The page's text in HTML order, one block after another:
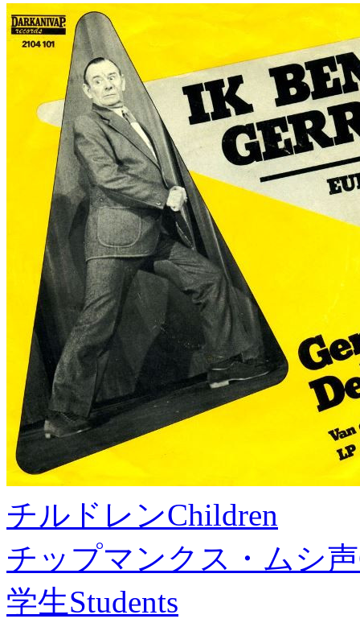
チルドレンChildren
チップマンクス・ムシ声
学生Students